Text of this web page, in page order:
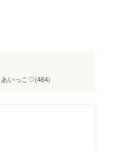
あいっこ♡(464)